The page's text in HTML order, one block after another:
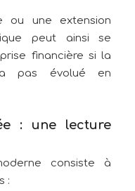
ou une extension
peut ainsi se
financière si la
pas évolué en
: une lecture
consiste à
: